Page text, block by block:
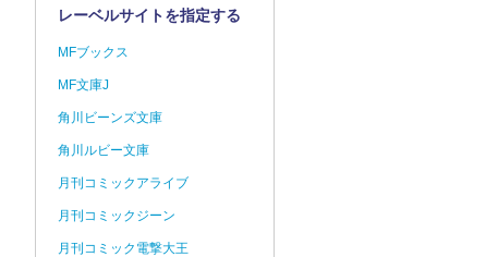
レーベルサイトを指定する
MFブックス
MF文庫J
角川ビーンズ文庫
角川ルビー文庫
月刊コミックアライブ
月刊コミックジーン
月刊コミック電撃大王